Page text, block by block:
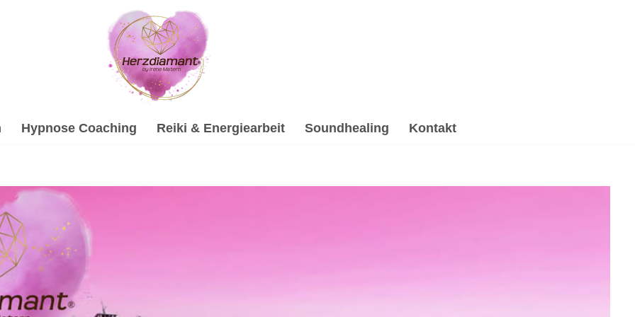
Hypnose Coaching Reiki & Energiearbeit Soundhealing Kontakt
(Isar) zu Psychologische Beratung und ✓Hypnose, Soundhealing & Reiki, Gesprächstherapie, Psychotherapie
✓Psychologische Beratung, ✓Hypnose, ✓Gesprächstherapie, ✓Soundhealing & Reiki oder ✓Psychotherapie
erreichen Sie Ihre Ziele ✉.